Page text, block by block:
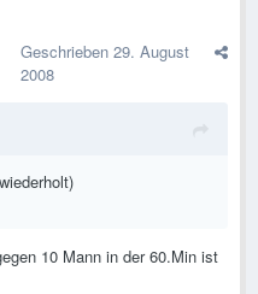
Geschrieben 29. August
2008
10 Mann in der 60.Min ist